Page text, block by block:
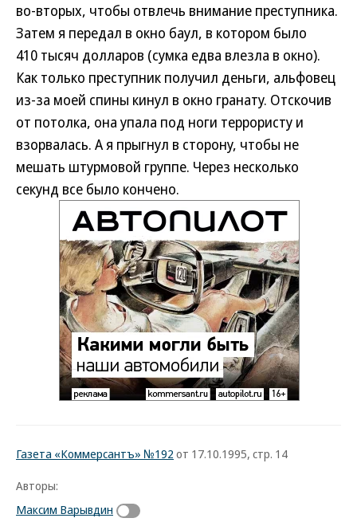
во-вторых, чтобы отвлечь внимание преступника.
Затем я передал в окно баул, в котором было
410 тысяч долларов (сумка едва влезла в окно).
Как только преступник получил деньги, альфовец
из-за моей спины кинул в окно гранату. Отскочив
от потолка, она упала под ноги террористу и
взорвалась. А я прыгнул в сторону, чтобы не
мешать штурмовой группе. Через несколько
секунд все было кончено.
Газета «Коммерсантъ» №192 от 17.10.1995, стр. 14
Авторы:
Максим Варывдин